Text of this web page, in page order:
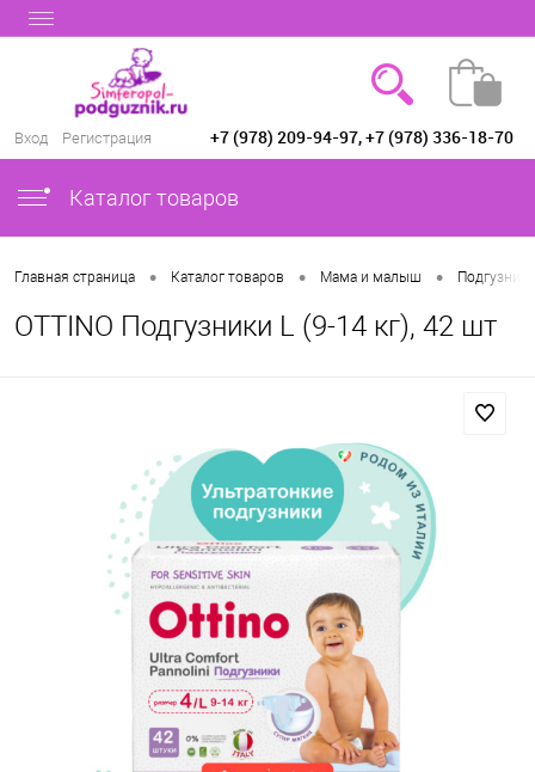
Вход Регистрация +7 (978) 209-94-97, +7 (978) 336-18-70
Каталог товаров
Главная страница • Каталог товаров • Мама и малыш •
OTTINO Подгузники L (9-14 кг), 42 шт